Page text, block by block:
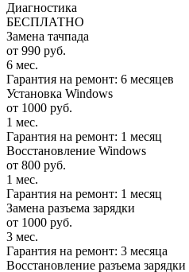
Диагностика
БЕСПЛАТНО
Замена тачпада
от 990 руб.
6 мес.
Гарантия на ремонт: 6 месяцев
Установка Windows
от 1000 руб.
1 мес.
Гарантия на ремонт: 1 месяц
Восстановление Windows
от 800 руб.
1 мес.
Гарантия на ремонт: 1 месяц
Замена разъема зарядки
от 1000 руб.
3 мес.
Гарантия на ремонт: 3 месяца
Восстановление разъема зарядки